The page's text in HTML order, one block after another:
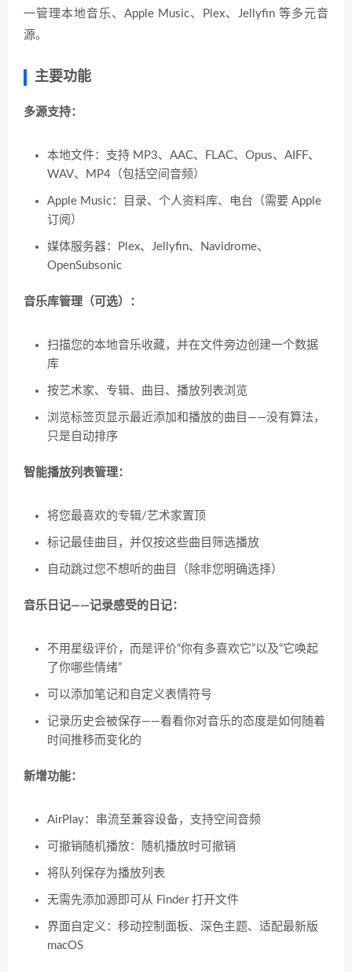
一管理本地音乐、Apple Music、Plex、Jellyfin 等多元音
源。
主要功能
多源支持：
本地文件：支持 MP3、AAC、FLAC、Opus、AIFF、
WAV、MP4（包括空间音频）
Apple Music：目录、个人资料库、电台（需要 Apple
订阅）
媒体服务器：Plex、Jellyfin、Navidrome、
OpenSubsonic
音乐库管理（可选）：
扫描您的本地音乐收藏，并在文件旁边创建一个数据
库
按艺术家、专辑、曲目、播放列表浏览
浏览标签页显示最近添加和播放的曲目——没有算法，
只是自动排序
智能播放列表管理：
将您最喜欢的专辑/艺术家置顶
标记最佳曲目，并仅按这些曲目筛选播放
自动跳过您不想听的曲目（除非您明确选择）
音乐日记——记录感受的日记：
不用星级评价，而是评价“你有多喜欢它”以及“它唤起
了你哪些情绪”
可以添加笔记和自定义表情符号
记录历史会被保存——看看你对音乐的态度是如何随着
时间推移而变化的
新增功能：
AirPlay：串流至兼容设备，支持空间音频
可撤销随机播放：随机播放时可撤销
将队列保存为播放列表
无需先添加源即可从 Finder 打开文件
界面自定义：移动控制面板、深色主题、适配最新版
macOS